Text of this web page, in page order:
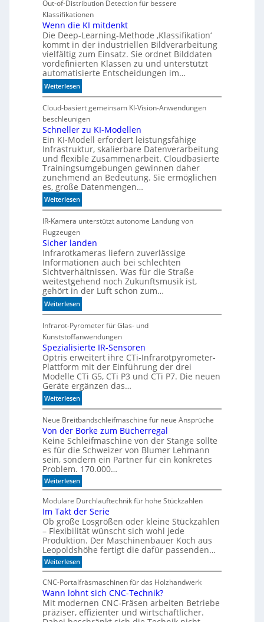
Out-of-Distribution Detection für bessere
Klassifikationen
Wenn die KI mitdenkt
Die Deep-Learning-Methode ‚Klassifikation‘
kommt in der industriellen Bildverarbeitung
vielfältig zum Einsatz. Sie ordnet Bilddaten
vordefinierten Klassen zu und unterstützt
automatisierte Entscheidungen im…
Weiterlesen:
W
e
n
n
d
i
e
K
I
m
i
t
d
e
n
k
t
Cloud-basiert gemeinsam KI-Vision-Anwendungen
beschleunigen
Schneller zu KI-Modellen
Ein KI-Modell erfordert leistungsfähige
Infrastruktur, skalierbare Datenverarbeitung
und flexible Zusammenarbeit. Cloudbasierte
Trainingsumgebungen gewinnen daher
zunehmend an Bedeutung. Sie ermöglichen
es, große Datenmengen…
Weiterlesen:
S
c
h
n
e
l
l
e
r
z
u
K
I
-
M
o
d
e
l
l
e
n
IR-Kamera unterstützt autonome Landung von
Flugzeugen
Sicher landen
Infrarotkameras liefern zuverlässige
Informationen auch bei schlechten
Sichtverhältnissen. Was für die Straße
weitestgehend noch Zukunftsmusik ist,
gehört in der Luft schon zum…
Weiterlesen:
S
i
c
h
e
r
l
a
n
d
e
n
Infrarot-Pyrometer für Glas- und
Kunststoffanwendungen
Spezialisierte IR-Sensoren
Optris erweitert ihre CTi-Infrarotpyrometer-
Plattform mit der Einführung der drei
Modelle CTi G5, CTi P3 und CTi P7. Die neuen
Geräte ergänzen das…
Weiterlesen:
S
p
e
z
a
i
s
i
e
r
t
e
I
R
-
e
n
Neue Breitbandschleifmaschine für neue Ansprüche
Von der Borke zum Bücherregal
Keine Schleifmaschine von der Stange sollte
es für die Schweizer von Blumer Lehmann
sein, sondern ein Partner für ein konkretes
Problem. 170.000…
Weiterlesen:
V
o
n
d
e
r
B
o
r
k
e
z
u
m
B
ü
Modulare Durchlauftechnik für hohe Stückzahlen
Im Takt der Serie
Ob große Losgrößen oder kleine Stückzahlen
– Flexibilität wünscht sich wohl jede
Produktion. Der Maschinenbauer Koch aus
Leopoldshöhe fertigt die dafür passenden…
Weiterlesen:
I
m
T
a
k
t
d
CNC-Portalfräsmaschinen für das Holzhandwerk
Wann lohnt sich CNC-Technik?
Mit modernen CNC-Fräsen arbeiten Betriebe
präziser, effizienter und wirtschaftlicher.